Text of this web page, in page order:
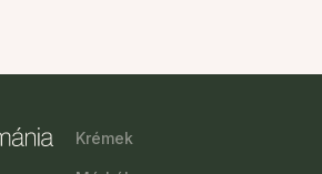
Krémek